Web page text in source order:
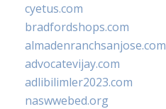
cyetus.com
bradfordshops.com
almadenranchsanjose.com
advocatevijay.com
adlibilimler2023.com
naswwebed.org